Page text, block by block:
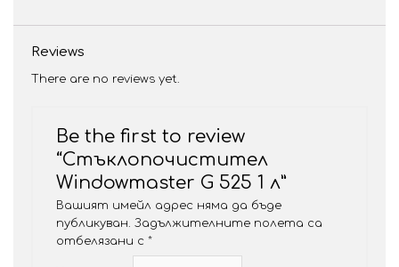
Reviews
There are no reviews yet.
Be the first to review
“Стъклопочистител
Windowmaster G 525 1 л”
Вашият имейл адрес няма да бъде
публикуван. Задължителните полета са
отбелязани с *